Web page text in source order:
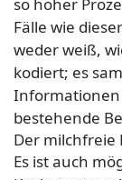
Fälle wie
weder weiß,
kodiert; es
Informationen
bestehende
Der milchfreie
Es ist auch